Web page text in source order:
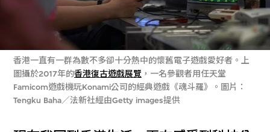
香港一直有一群為數不多卻十分熱中的懷舊電子遊戲愛好者。上
圖攝於2017年的香港復古遊戲展覽 ，一名參觀者用任天堂
Famicom遊戲機玩Konami公司的經典遊戲《魂斗羅》。圖片：
Tengku Baha／法新社經由Getty images提供